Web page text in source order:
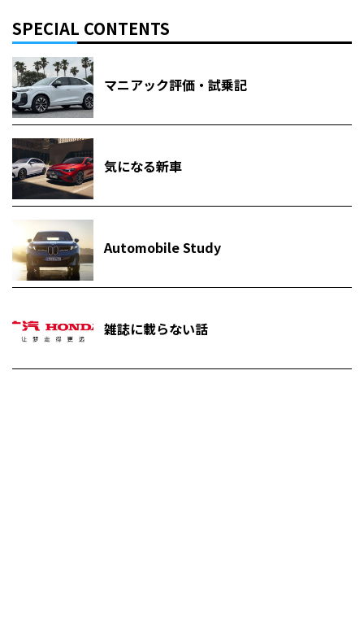
SPECIAL CONTENTS
マニアック評価・試乗記
気になる新車
Automobile Study
雑誌に載らない話